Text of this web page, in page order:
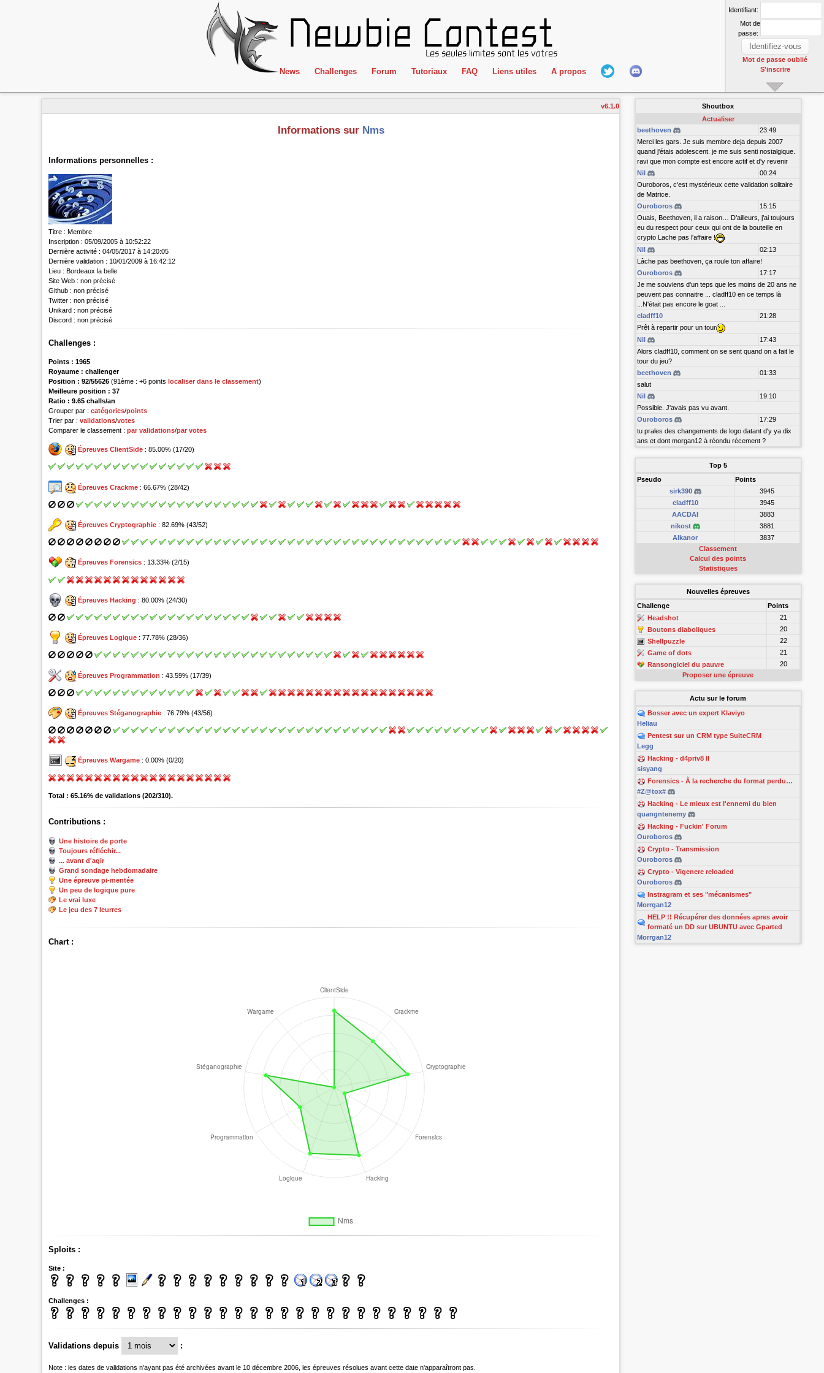
News Challenges
ClientSide
Forensics
Forum Tutoriaux FAQ Liens utiles
IRC
Newbie Connect
A propos
L'équipe
Hall Of Fame
Identifiant:
Mot de
passe:
Mot de passe oublié
S'inscrire
v6.1.0
Informations sur Nms
Informations personnelles :
Titre : Membre
Inscription : 05/09/2005 à 10:52:22
Dernière activité : 04/05/2017 à 14:20:05
Dernière validation : 10/01/2009 à 16:42:12
Lieu : Bordeaux la belle
Site Web : non précisé
Github : non précisé
Twitter : non précisé
Unikard : non précisé
Discord : non précisé
Challenges :
Points : 1965
Royaume : challenger
Position : 92/55626(91ème : +6 pointslocaliser dans le classement)
Meilleure position : 37
Ratio : 9.65 challs/an
Grouper par :catégories/points
Trier par :validations/votes
Comparer le classement :par validations/par votes
Épreuves ClientSide : 85.00% (17/20)
Épreuves Crackme : 66.67% (28/42)
Épreuves Cryptographie : 82.69% (43/52)
Épreuves Forensics : 13.33% (2/15)
Épreuves Hacking : 80.00% (24/30)
Épreuves Logique : 77.78% (28/36)
Épreuves Programmation : 43.59% (17/39)
Épreuves Stéganographie : 76.79% (43/56)
Épreuves Wargame : 0.00% (0/20)
Total : 65.16% de validations (202/310).
Contributions :
Une histoire de porte
Toujours réfléchir...
... avant d'agir
Grand sondage hebdomadaire
Une épreuve pi-mentée
Un peu de logique pure
Le vrai luxe
Le jeu des 7 leurres
Chart :
Sploits :
Site :
Challenges :
Validations depuis :
Note : les dates de validations n'ayant pas été archivées avant le 10 décembre 2006, les épreuves résolues avant cette date n'apparaîtront pas.
Shoutbox
Actualiser
beethoven
23:49
Merci les gars. Je suis membre deja depuis 2007
quand j'étais adolescent. je me suis senti nostalgique.
ravi que mon compte est encore actif et d'y revenir
Nil
00:24
Ouroboros, c'est mystérieux cette validation solitaire
de Matrice.
Ouroboros
15:15
Ouais, Beethoven, il a raison… D’ailleurs, j’ai toujours
eu du respect pour ceux qui ont de la bouteille en
crypto Lache pas l'affaire !
Nil
02:13
Lâche pas beethoven, ça roule ton affaire!
Ouroboros
17:17
Je me souviens d'un teps que les moins de 20 ans ne
peuvent pas connaitre ... cladff10 en ce temps là
...N'était pas encore le goat ...
cladff10
21:28
Prêt à repartir pour un tour
Nil
17:43
Alors cladff10, comment on se sent quand on a fait le
tour du jeu?
beethoven
01:33
salut
Nil
19:10
Possible. J'avais pas vu avant.
Ouroboros
17:29
tu prales des changements de logo datant d'y ya dix
ans et dont morgan12 à réondu récement ?
Top 5
Pseudo
Points
sirk390
3945
cladff10
3945
AACDAI
3883
nikost
3881
Alkanor
3837
Classement
Calcul des points
Statistiques
Nouvelles épreuves
Challenge
Points
Headshot
21
Boutons diaboliques
20
Shellpuzzle
22
Game of dots
21
Ransongiciel du pauvre
20
Proposer une épreuve
Actu sur le forum
Bosser avec un expert Klaviyo
Heliau
Pentest sur un CRM type SuiteCRM
Legg
Hacking - d4priv8 II
sisyang
Forensics - À la recherche du format perdu…
#Z@tox#
Hacking - Le mieux est l'ennemi du bien
quangntenemy
Hacking - Fuckin' Forum
Ouroboros
Crypto - Transmission
Ouroboros
Crypto - Vigenere reloaded
Ouroboros
Instragram et ses "mécanismes"
Morrgan12
HELP !! Récupérer des données apres avoir
formaté un DD sur UBUNTU avec Gparted
Morrgan12